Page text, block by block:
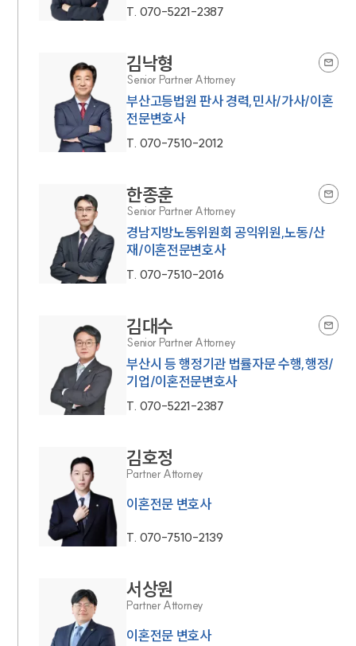
T. 070-5221-2387
김낙형
Senior Partner Attorney
부산고등법원 판사 경력,민사/가사/이혼
전문변호사
T. 070-7510-2012
한종훈
Senior Partner Attorney
경남지방노동위원회 공익위원,노동/산
재/이혼전문변호사
T. 070-7510-2016
김대수
Senior Partner Attorney
부산시 등 행정기관 법률자문 수행,행정/
기업/이혼전문변호사
T. 070-5221-2387
김호정
Partner Attorney
이혼전문 변호사
T. 070-7510-2139
서상원
Partner Attorney
이혼전문 변호사